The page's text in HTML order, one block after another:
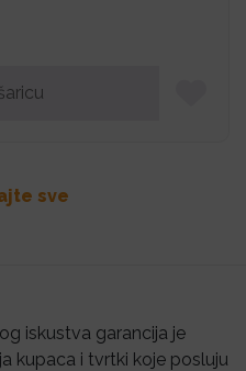
sve
iskustva garancija je
kupaca i tvrtki koje posluju